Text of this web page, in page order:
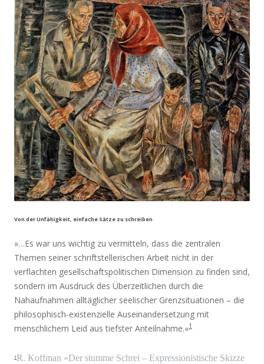
Von der Unfähigkeit, einfache Sätze zu schreiben
»…Es war uns wichtig zu vermitteln, dass die zentralen
Themen seiner schriftstellerischen Arbeit nicht in der
verflachten gesellschaftspolitischen Dimension zu finden sind,
sondern im Ausdruck des Überzeitlichen durch die
Nahaufnahmen alltäglicher seelischer Grenzsituationen – die
philosophisch-existenzielle Auseinandersetzung mit
menschlichem Leid aus tiefster Anteilnahme.«1
1 R. Koffman »Der stumme Schrei – Expressionistische Skizze